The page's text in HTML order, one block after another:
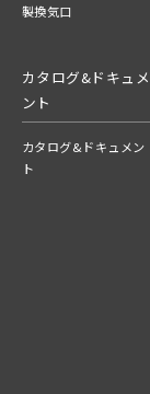
製換気口
カタログ&ドキュメ
ント
カタログ&ドキュメン
ト